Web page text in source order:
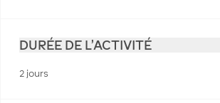
DURÉE DE L'ACTIVITÉ
2 jours